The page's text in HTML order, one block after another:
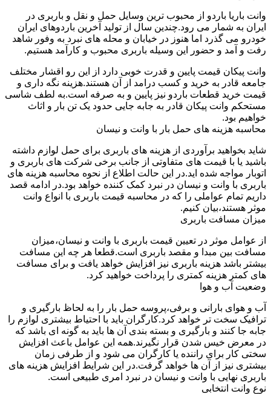
وانت باریا باردو از محبوب ترین وسایل حمل و نقل و باربری در
ایران به شمار می رود.چندین سال از تولید آخرین باردوهای ایران
خودرو می گذرد اما هنوز در خیابان و محله های نبرد به وفور شاهد
رفت و آمد و حضور این وسیله باربری محبوب و کارآمد هستیم.
وانت پیکان قیمت پایین و قدرت خوبی دارد از این رو اقشار مختلف
جامعه قادر به خرید و کسب درامد از آن هستند.هزینه نگه داری و
قیمت خرید قطعات باردو نیز پایین و به صرفه است.به لطف شاسی
مستحکم وانت پیکان قادر به جابه جایی حدود یک تن بار و اثاث
خواهیم بود.
محاسبه هزینه های حمل بار با وانت و نیسان
شاید بخواهید برآوردی از هزینه های باربری برای حمل لوازم داشته
باشید یا با قیمت های متفاوتی از جانب برخی شرکت های باربری و
اتوبار مواجه شده اید.در این حالت اطلاع از نحوه محاسبه هزینه های
باربری با وانت و نیسان در نبرد کمک کننده خواهد بود.در ادامه قصد
داریم تمام عواملی را که در محاسبه قیمت باربری با انواع وانت
موثر هستند،بیان کنیم.
میزان مسافت باربری
از عوامل موثر در تعیین قیمت باربری با وانت و نیسان،میزان
مسافت بین مبدا و مقصد باربری است.قطعا هر چه این مسافت
بیشتر باشد هزینه باربری نیز افزایش خواهد یافت و برای مسافت
های کمتر هزینه کمتری را پرداخت خواهید کرد.
وضعیت آب و هوا
آب و هوای بارانی و برفی،پروسه حمل بار را به لحاظ بارگیری و
ترافیک سخت تر خواهد کرد.کارگران باید با احتیاط بیشتری لوازم را
جابه جا کنند و بارگیری و بسته بندی آن ها باید به گونه ای باشد که
در معرض خیس شدن قرار نگیرند.همه این عوامل باعث افزایش
سختی کار برای راننده یا کارگران می شود و از طرفی زمان
بیشتری نیز از آن ها خواهد گرفت.در این شرایط افزایش هزینه های
باربری نهایی با وانت و نیسان در نبرد امری طبیعی است.
نوع وانت انتخابی